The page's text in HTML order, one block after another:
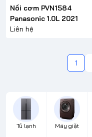
Nồi cơm PVN1584
Panasonic 1.0L 2021
Liên hệ
1
Tủ lạnh Máy giặt